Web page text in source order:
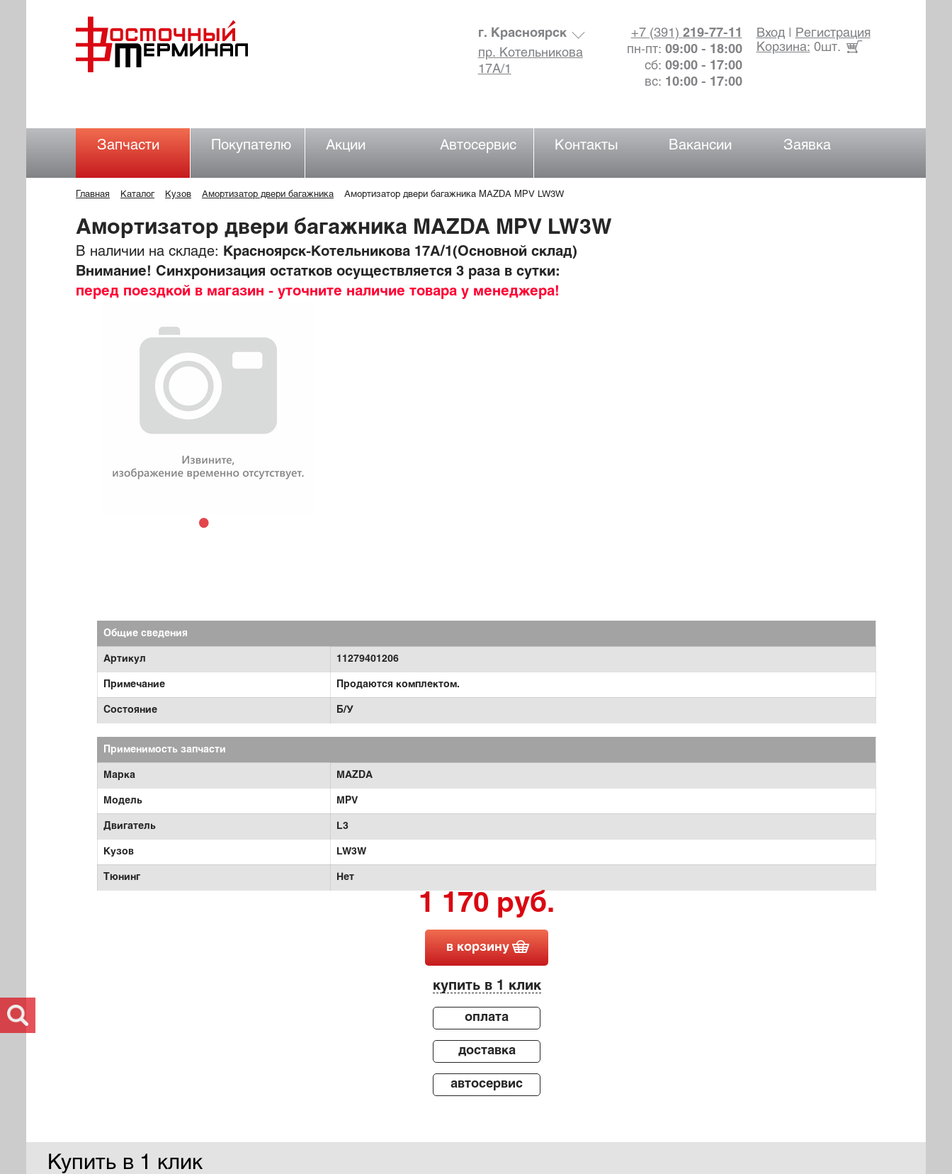
Вход|
Регистрация
Корзина: 0шт.
+7 (391) 219-77-11
пн-пт: 09:00 - 18:00
сб: 09:00 - 17:00
вс: 10:00 - 17:00
г. Красноярск
пр. Котельникова
17А/1
Запчасти Покупателю Акции Автосервис Контакты Вакансии Заявка
Главная Каталог Кузов Амортизатор двери багажника Амортизатор двери багажника MAZDA MPV LW3W
Амортизатор двери багажника MAZDA MPV LW3W
В наличии на складе:
Красноярск-Котельникова 17А/1(Основной склад)
Внимание! Синхронизация остатков осуществляется 3 раза в сутки:
перед поездкой в магазин - уточните наличие товара у менеджера!
Общие сведения
Артикул 11279401206
Примечание Продаются комплектом.
Состояние Б/У
Применимость запчасти
Марка MAZDA
Модель MPV
Двигатель L3
Кузов LW3W
Тюнинг Нет
1 170 руб.
в корзину
купить в 1 клик
оплата
доставка
автосервис
Купить в 1 клик